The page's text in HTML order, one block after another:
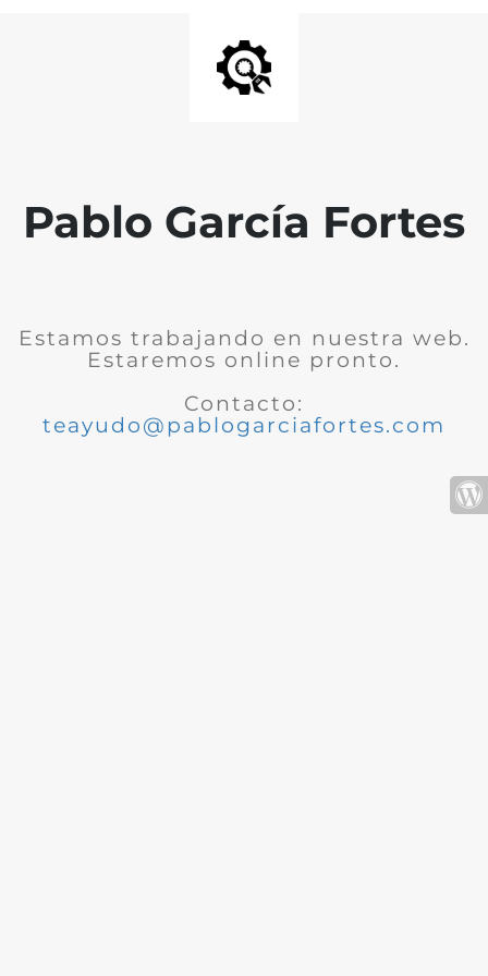
Pablo García Fortes
Estamos trabajando en nuestra web.
Estaremos online pronto.
Contacto:
teayudo@pablogarciafortes.com